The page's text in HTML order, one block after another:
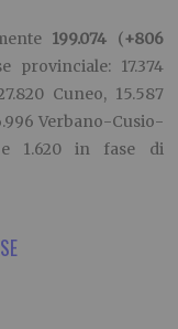
199.074 (+806
17.374
Cuneo, 15.587
Verbano-Cusio-
e 1.620 in fase di